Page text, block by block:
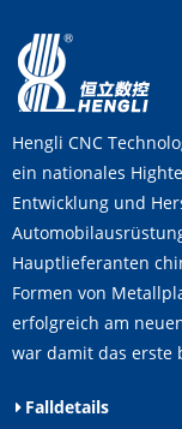
Hengli CNC
ein nationales
Entwicklung und
Hauptlieferanten
Formen von
erfolgreich am
war damit das erste
Falldetails